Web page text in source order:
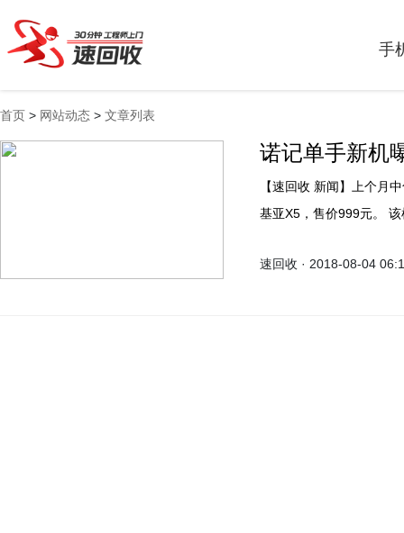
手
首页 > 网站动态 > 文章列表
诺记单手新机
【速回收 新闻】上个月中旬，诺基亚在国内举行X系列新品发布会，正式发布了诺
基亚X5，售价999元。 该机在国内属于首发，而据外媒NPUi消息，诺基亚X5有望
速回收 · 2018-08-04